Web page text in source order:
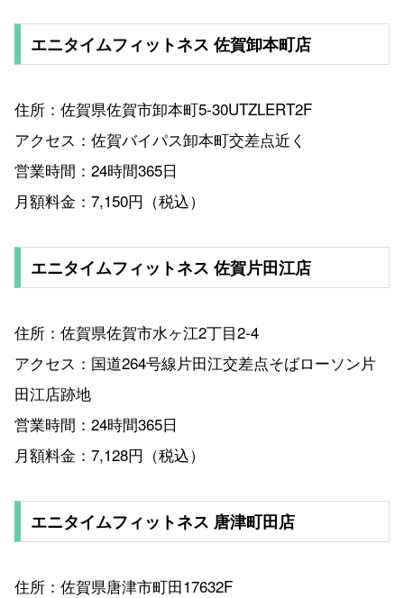
エニタイムフィットネス 佐賀卸本町店
住所：佐賀県佐賀市卸本町5-30UTZLERT2F
アクセス：佐賀バイパス卸本町交差点近く
営業時間：24時間365日
月額料金：7,150円（税込）
エニタイムフィットネス 佐賀片田江店
住所：佐賀県佐賀市水ヶ江2丁目2-4
アクセス：国道264号線片田江交差点そばローソン片
田江店跡地
営業時間：24時間365日
月額料金：7,128円（税込）
エニタイムフィットネス 唐津町田店
住所：佐賀県唐津市町田17632F